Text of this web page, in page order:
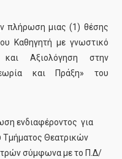
πλήρωση μιας (1) θέσης
Καθηγητή με γνωστικό
και Αξιολόγηση στην
και Πράξη» του
ενδιαφέροντος για
Τμήματος Θεατρικών
σύμφωνα με το Π.Δ/